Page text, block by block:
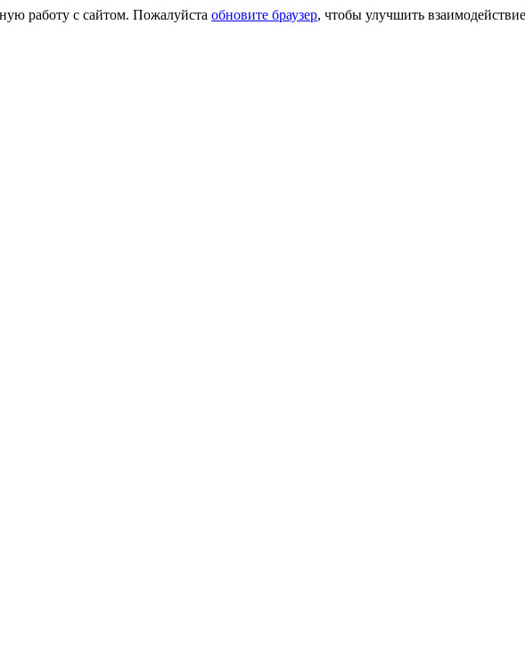
работу с сайтом. Пожалуйста обновите браузер, чтобы улучшить